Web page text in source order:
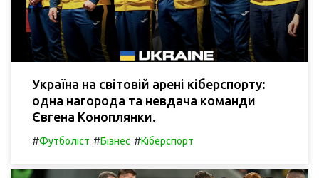
Україна на світовій арені кіберспорту:
одна нагорода та невдача команди
Євгена Коноплянки.
#Футболіст #Бізнес #Кіберспорт